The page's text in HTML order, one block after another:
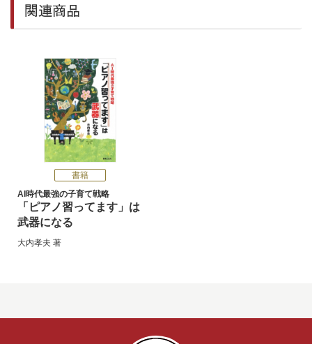
関連商品
書籍
AI時代最強の子育て戦略
「ピアノ習ってます」は
武器になる
大内孝夫 著